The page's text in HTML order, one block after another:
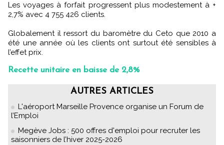
Les voyages à forfait progressent plus modestement à +
2,7% avec 4 755 426 clients.
Globalement il ressort du baromètre du Ceto que 2010 a
été une année où les clients ont surtout été sensibles à
l’effet prix.
Recette unitaire en baisse de 2,8%
AUTRES ARTICLES
L'aéroport Marseille Provence organise un Forum de
l’Emploi
Megève Jobs : 500 offres d'emploi pour recruter les
saisonniers de l’hiver 2025-2026